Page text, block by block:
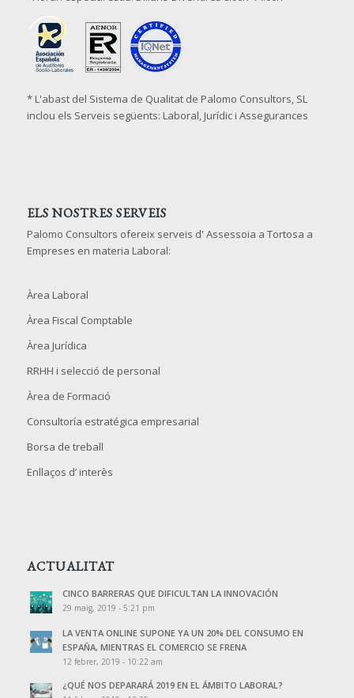
* L'abast del Sistema de Qualitat de Palomo Consultors, SL
inclou els Serveis següents: Laboral, Jurídic i Assegurances
ELS NOSTRES SERVEIS
Palomo Consultors ofereix serveis d' Assessoia a Tortosa a
Empreses en materia Laboral:
Àrea Laboral
Àrea Fiscal Comptable
Àrea Jurídica
RRHH i selecció de personal
Àrea de Formació
Consultoría estratégica empresarial
Borsa de treball
Enllaços d’ interès
ACTUALITAT
CINCO BARRERAS QUE DIFICULTAN LA INNOVACIÓN
29 maig, 2019 - 5:21 pm
LA VENTA ONLINE SUPONE YA UN 20% DEL CONSUMO EN
ESPAÑA, MIENTRAS EL COMERCIO SE FRENA
12 febrer, 2019 - 10:22 am
¿QUÉ NOS DEPARARÁ 2019 EN EL ÁMBITO LABORAL?